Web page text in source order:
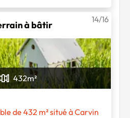
à bâtir
14/16
432m²
de 432 m² situé à Carvin